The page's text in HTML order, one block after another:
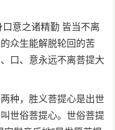
意之诸精勤 皆当不离
众生能解脱轮回的苦
口、意永远不离菩提大
种，胜义菩提心是出世
世俗菩提心。世俗菩提